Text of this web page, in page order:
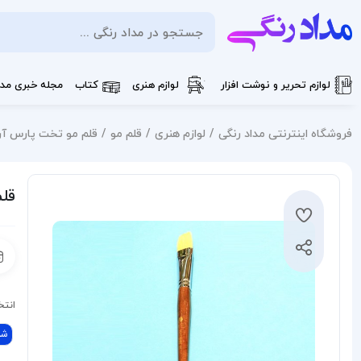
لوازم تحریر و نوشت افزار لوازم هنری کتاب مجله خبری
فروشگاه اینترنتی مداد رنگی لوازم هنری قلم مو قلم مو تخت پارس آرت